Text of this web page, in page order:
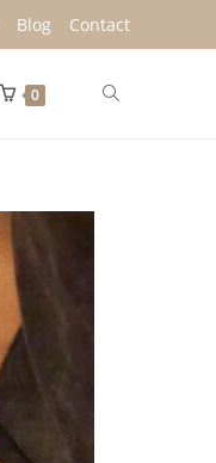
Blog Contact
0